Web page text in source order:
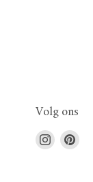
Volg ons
Vind
ons
Vind